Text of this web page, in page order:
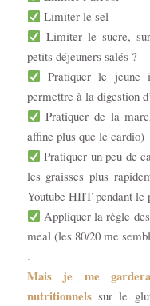
Limiter le sel
Limiter le sucre,
petits déjeuners salés ?
Pratiquer le jeune
permettre à la digestion
Pratiquer de la
affine plus que le cardio)
Pratiquer un peu de
les graisses plus
Youtube HIIT pendant le
Appliquer la règle
meal (les 80/20 me
.
Mais je me
nutritionnelssur le